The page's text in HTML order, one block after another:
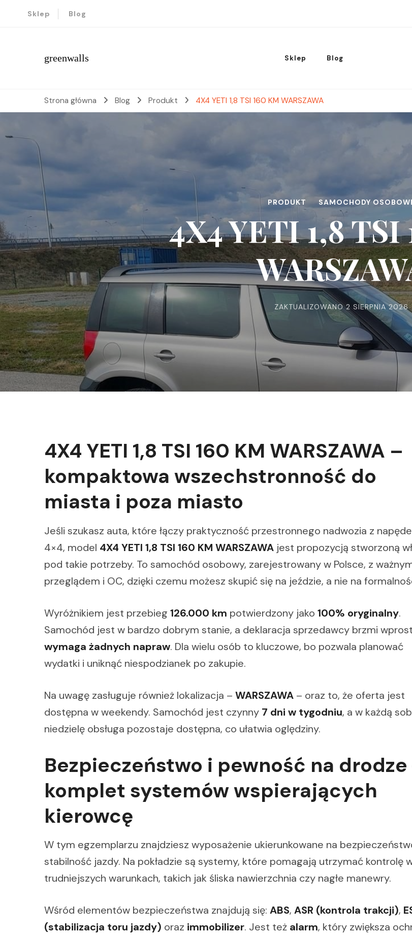
Sklep Blog
greenwalls Sklep Blog
Strona główna Blog Produkt 4X4 YETI 1,8 TSI 160 KM WARSZAWA
PRODUKT SAMOCHODY
4X4 YETI 1,8
ZAKTUALIZOWANO2 SIERPNIA 2026
4X4 YETI 1,8 TSI 160 KM WARSZAWA –
kompaktowa wszechstronność do
miasta i poza miasto
Jeśli szukasz auta, które łączy praktyczność przestronnego nadwozia z
4×4, model 4X4 YETI 1,8 TSI 160 KM WARSZAWA jest propozycją stworzoną
pod takie potrzeby. To samochód osobowy, zarejestrowany w Polsce, z
przeglądem i OC, dzięki czemu możesz skupić się na jeździe, a nie na
Wyróżnikiem jest przebieg 126.000 km potwierdzony jako 100% oryginalny.
Samochód jest w bardzo dobrym stanie, a deklaracja sprzedawcy brzmi
wymaga żadnych napraw. Dla wielu osób to kluczowe, bo pozwala planować
wydatki i uniknąć niespodzianek po zakupie.
Na uwagę zasługuje również lokalizacja – WARSZAWA – oraz to, że oferta jest
dostępna w weekendy. Samochód jest czynny 7 dni w tygodniu, a w każdą
niedzielę obsługa pozostaje dostępna, co ułatwia oględziny.
Bezpieczeństwo i pewność na drodze
komplet systemów wspierających
kierowcę
W tym egzemplarzu znajdziesz wyposażenie ukierunkowane na
stabilność jazdy. Na pokładzie są systemy, które pomagają utrzymać kontrolę
trudniejszych warunkach, takich jak śliska nawierzchnia czy nagłe manewry.
Wśród elementów bezpieczeństwa znajdują się: ABS, ASR (kontrola trakcji),
(stabilizacja toru jazdy) oraz immobilizer. Jest też alarm, który zwiększa